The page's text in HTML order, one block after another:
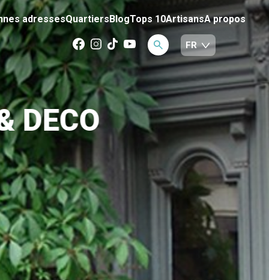
adressesQuartiersBlogTops 10ArtisansA propos
DECO